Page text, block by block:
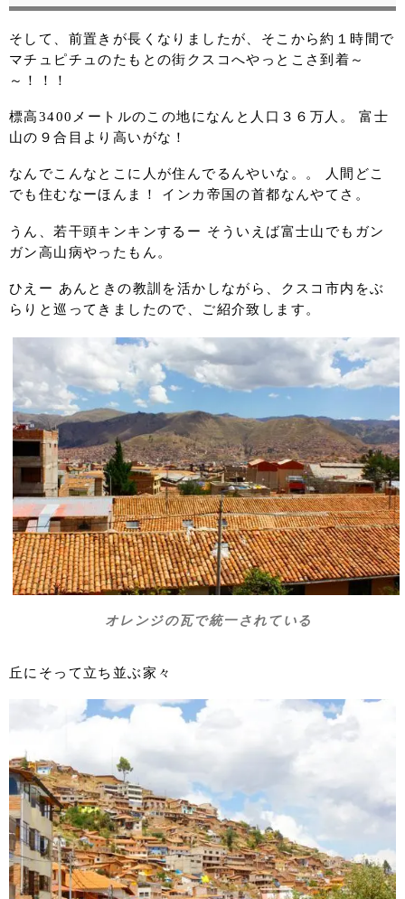
そして、前置きが長くなりましたが、そこから約１時間で
マチュピチュのたもとの街クスコへやっとこさ到着～
～！！！
標高3400メートルのこの地になんと人口３６万人。 富士
山の９合目より高いがな！
なんでこんなとこに人が住んでるんやいな。。 人間どこ
でも住むなーほんま！ インカ帝国の首都なんやてさ。
うん、若干頭キンキンするー そういえば富士山でもガン
ガン高山病やったもん。
ひえー あんときの教訓を活かしながら、クスコ市内をぶ
らりと巡ってきましたので、ご紹介致します。
オレンジの瓦で統一されている
丘にそって立ち並ぶ家々